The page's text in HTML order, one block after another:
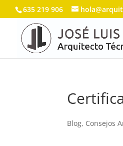
635 219 906
Blog, Consejos